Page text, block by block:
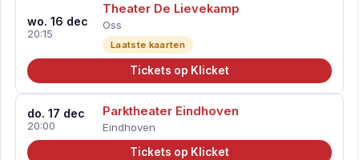
wo. 16 dec
20:15
Theater De Lievekamp
Oss
Laatste kaarten
Tickets op Klicket
do. 17 dec
20:00
Parktheater Eindhoven
Eindhoven
Tickets op Klicket